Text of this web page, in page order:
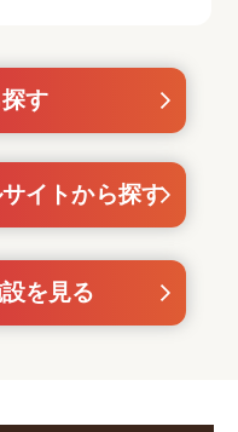
す
イトから探す
を見る